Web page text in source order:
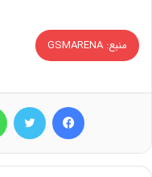
منبع: GSMARENA